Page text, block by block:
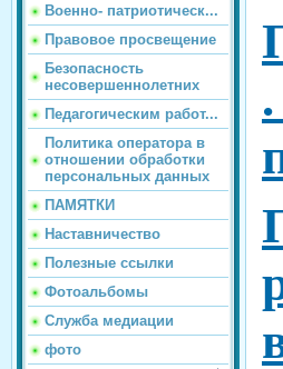
Военно- патриотическ...
Правовое просвещение
Безопасность
несовершеннолетних
Педагогическим работ...
Политика оператора в
отношении обработки
персональных данных
ПАМЯТКИ
Наставничество
Полезные ссылки
Фотоальбомы
Служба медиации
фото